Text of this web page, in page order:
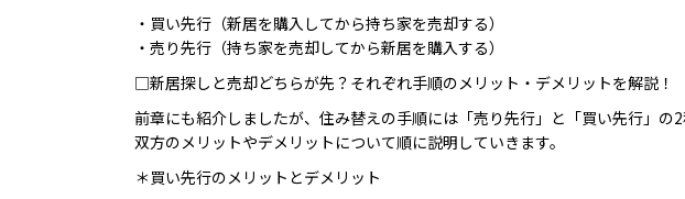
・買い先行（新居を購入してから持ち家を売却する）
・売り先行（持ち家を売却してから新居を購入する）
□新居探しと売却どちらが先？それぞれ手順のメリット・デメリットを解説！
前章にも紹介しましたが、住み替えの手順には「売り先行」と「買い先行」の2
双方のメリットやデメリットについて順に説明していきます。
＊買い先行のメリットとデメリット